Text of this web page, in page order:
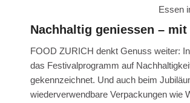
Essen
Nachhaltig geniessen –
FOOD ZURICH denkt Genuss weiter:
das Festivalprogramm auf
gekennzeichnet. Und auch beim
wiederverwendbare Verpackungen wie